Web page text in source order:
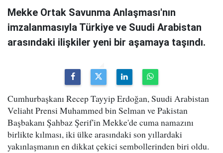
Mekke Ortak Savunma Anlaşması'nın
imzalanmasıyla Türkiye ve Suudi Arabistan
arasındaki ilişkiler yeni bir aşamaya taşındı.
Cumhurbaşkanı Recep Tayyip Erdoğan, Suudi Arabistan
Veliaht Prensi Muhammed bin Selman ve Pakistan
Başbakanı Şahbaz Şerif'in Mekke'de cuma namazını
birlikte kılması, iki ülke arasındaki son yıllardaki
yakınlaşmanın en dikkat çekici sembollerinden biri oldu.